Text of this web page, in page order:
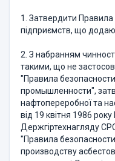
1. Затвердити Правила
підприємств, що
2. З набранням
такими, що не
"Правила
промышленности",
нафтопереробної та
від 19 квітня 1986
Держгіртехнагляду
"Правила
производству